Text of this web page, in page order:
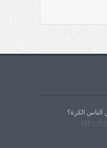
الناس الكرة؟